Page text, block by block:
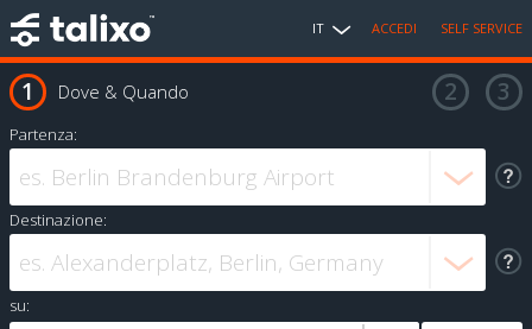
IT ACCEDI SELF SERVICE
Dove & Quando
Partenza:
Destinazione:
su: